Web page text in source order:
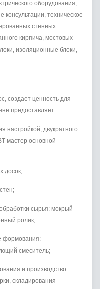
оборудования,
техническое
стенных
кирпича, мостовых
изоляционные блоки,
создает ценность для
предоставляет:
настройкой, двукратного
мастер основной
досок;
сырья: мокрый
ролик;
формования:
смеситель;
и производство
складирования